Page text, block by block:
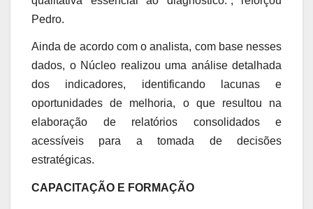
Pedro.
Ainda de acordo com o analista, com base nesses
dados, o Núcleo realizou uma análise detalhada
dos indicadores, identificando lacunas e
oportunidades de melhoria, o que resultou na
elaboração de relatórios consolidados e
acessíveis para a tomada de decisões
estratégicas.
CAPACITAÇÃO E FORMAÇÃO